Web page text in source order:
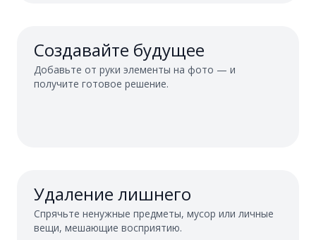
Создавайте будущее
Добавьте от руки элементы на фото — и
получите готовое решение.
Удаление лишнего
Спрячьте ненужные предметы, мусор или личные
вещи, мешающие восприятию.